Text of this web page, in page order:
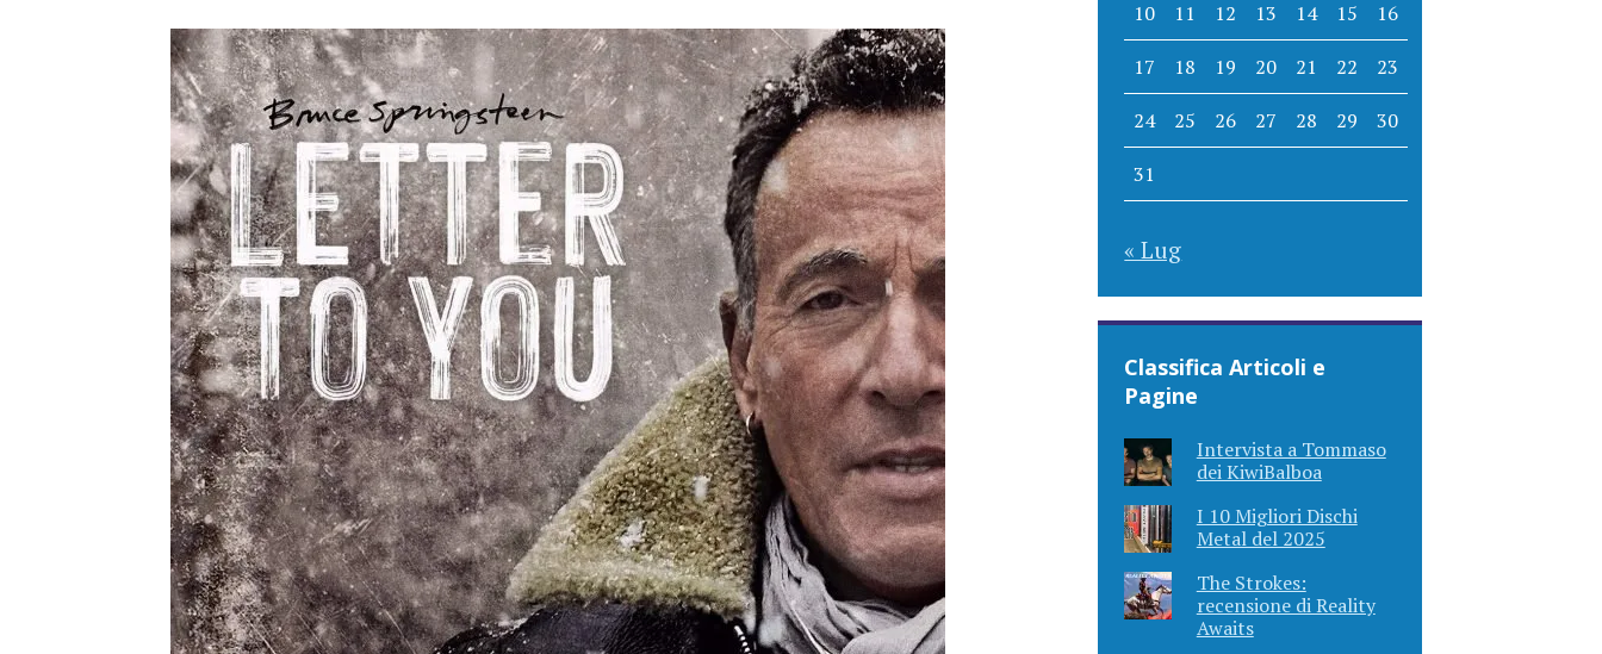
10 11 12 13 14 15 16
17 18 19 20 21 22 23
24 25 26 27 28 29 30
31
« Lug
Classifica Articoli e
Pagine
Intervista a Tommaso
dei KiwiBalboa
I 10 Migliori Dischi
Metal del 2025
The Strokes:
recensione di Reality
Awaits